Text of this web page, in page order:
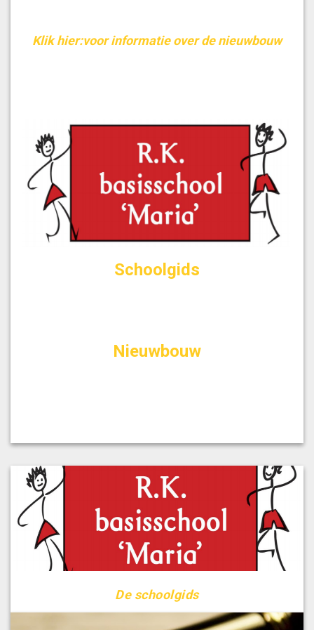
Klik hier:voor informatie over de nieuwbouw
Schoolgids
Nieuwbouw
De schoolgids